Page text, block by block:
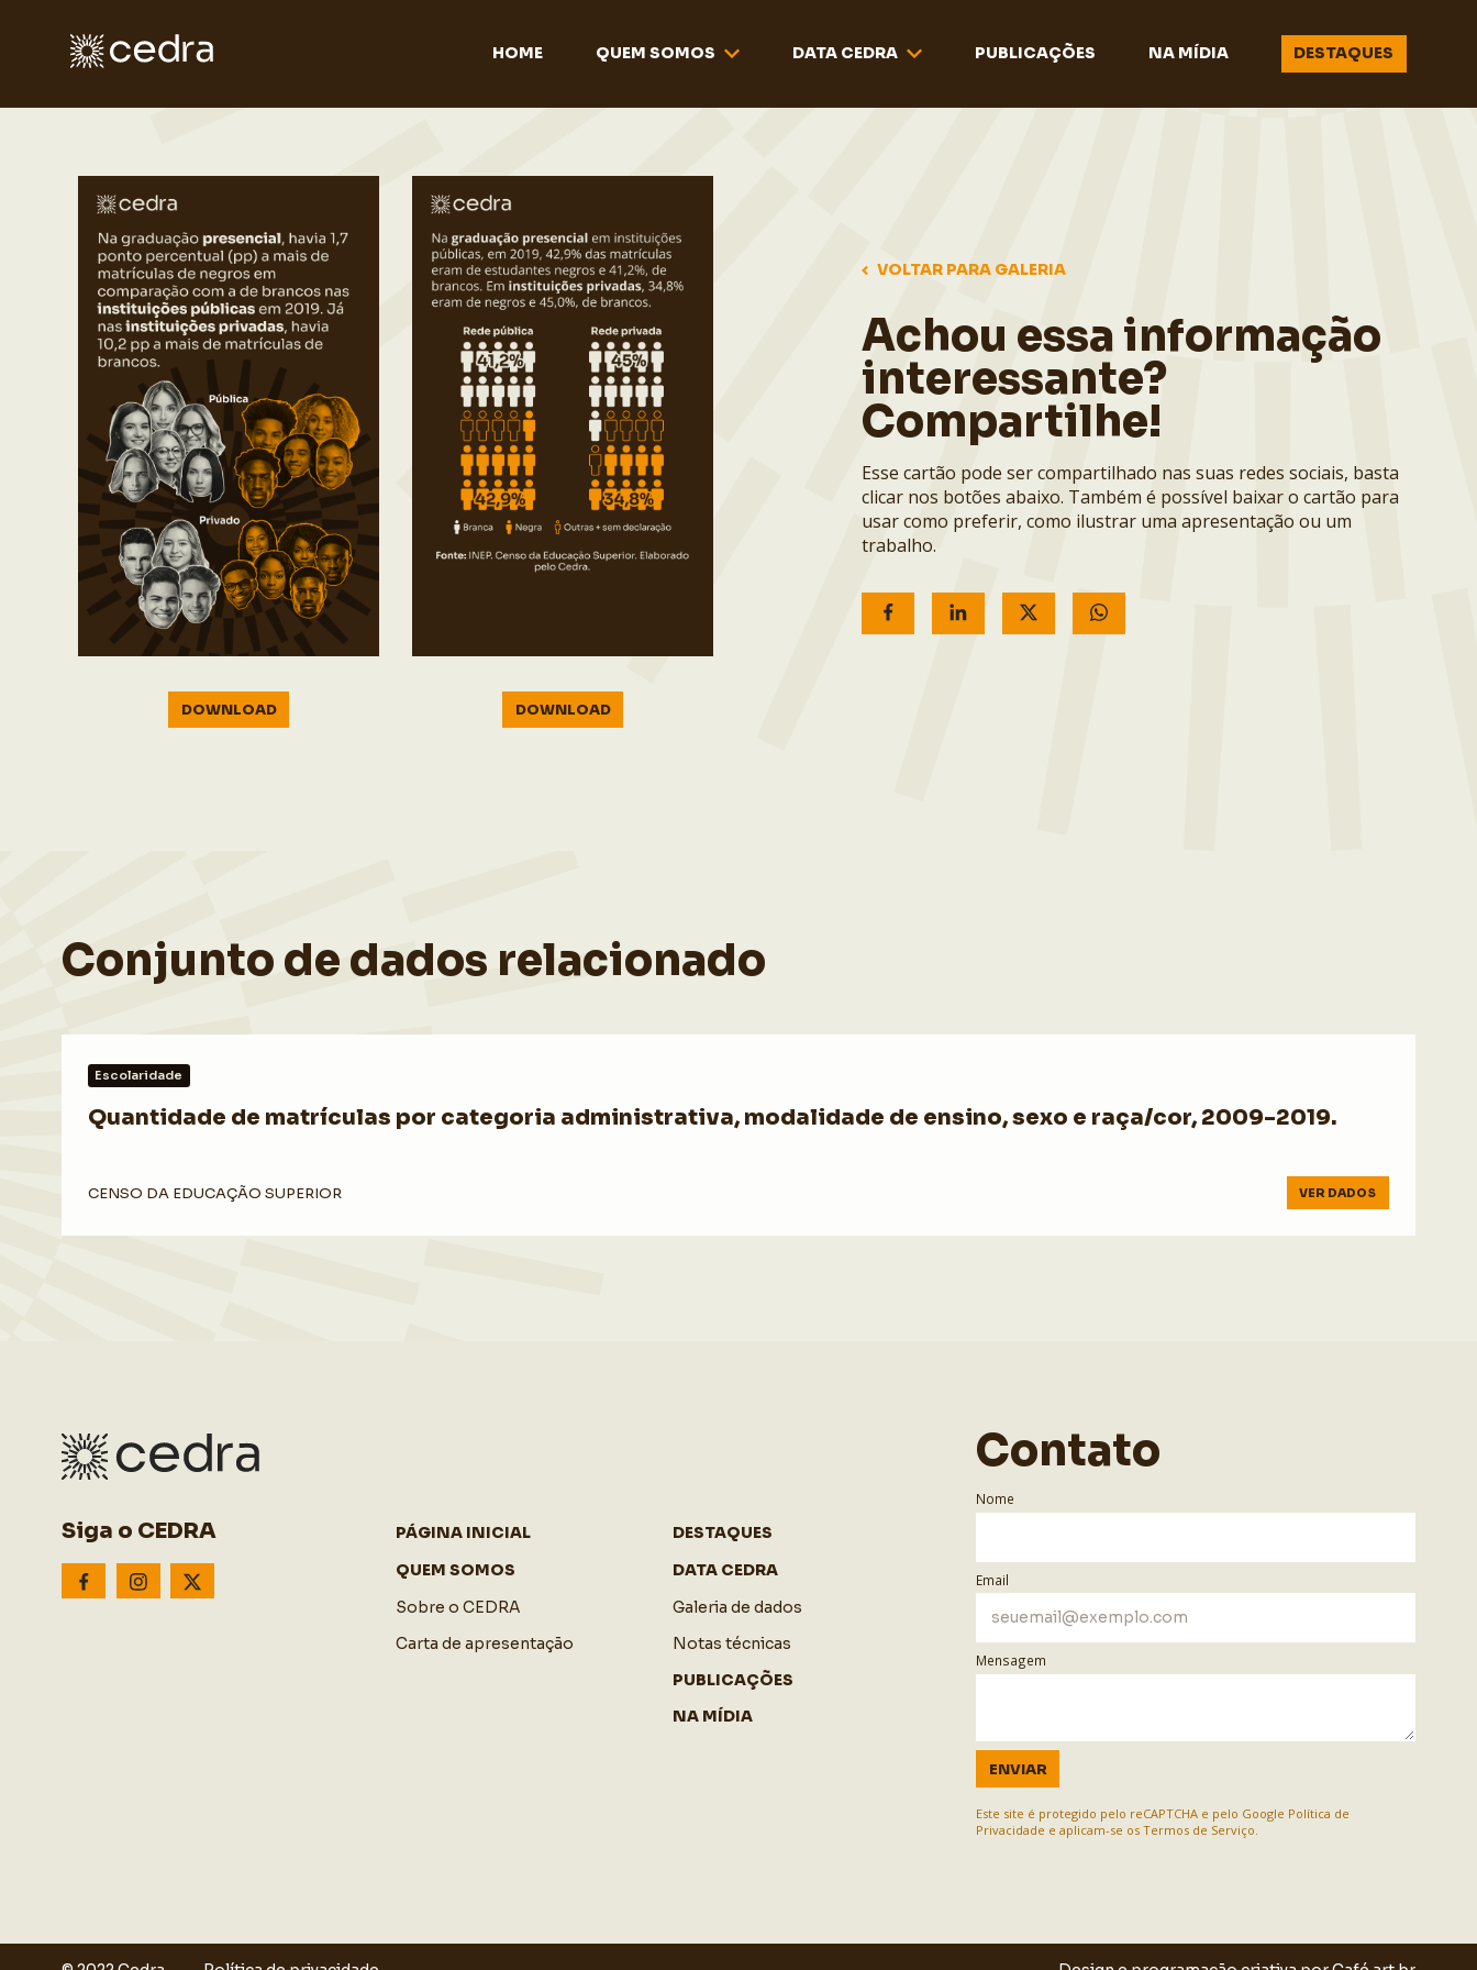
HOME QUEM SOMOS DATA CEDRA PUBLICAÇÕES NA MÍDIA DESTAQUES
DOWNLOAD DOWNLOAD
VOLTAR PARA GALERIA
Achou essa informação
interessante?
Compartilhe!
Esse cartão pode ser compartilhado nas suas redes sociais, basta
clicar nos botões abaixo. Também é possível baixar o cartão para
usar como preferir, como ilustrar uma apresentação ou um
trabalho.
Conjunto de dados relacionado
Escolaridade
Quantidade de matrículas por categoria administrativa, modalidade de ensino, sexo e raça/cor, 2009-2019.
CENSO DA EDUCAÇÃO SUPERIOR VER DADOS
Siga o CEDRA
PÁGINA INICIAL
QUEM SOMOS
Sobre o CEDRA
Carta de apresentação
DESTAQUES
DATA CEDRA
Galeria de dados
Notas técnicas
PUBLICAÇÕES
NA MÍDIA
Contato
Nome
Email
Mensagem
ENVIAR
Este site é protegido pelo reCAPTCHA e pelo Google Política de
Privacidade e aplicam-se os Termos de Serviço.